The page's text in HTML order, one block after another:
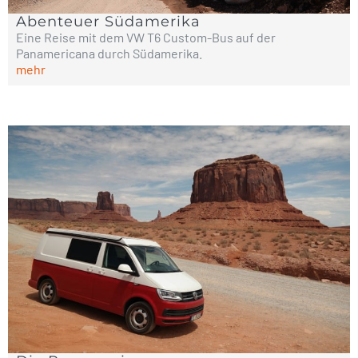
Abenteuer Südamerika
Eine Reise mit dem VW T6 Custom-Bus auf der
Panamericana durch Südamerika.
mehr